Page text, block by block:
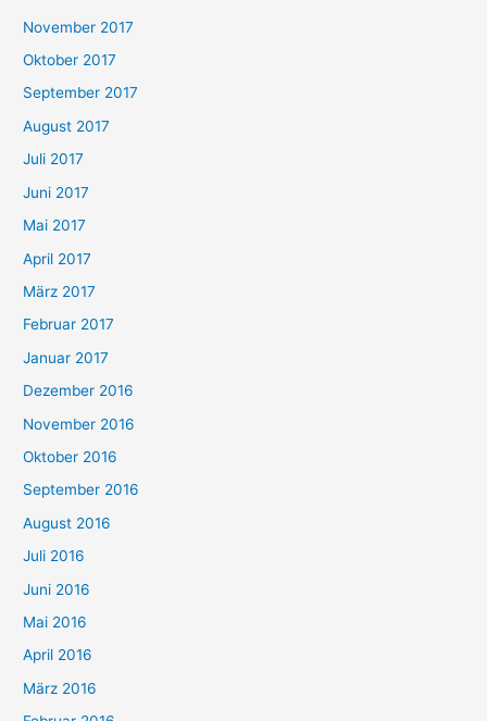
November 2017
Oktober 2017
September 2017
August 2017
Juli 2017
Juni 2017
Mai 2017
April 2017
März 2017
Februar 2017
Januar 2017
Dezember 2016
November 2016
Oktober 2016
September 2016
August 2016
Juli 2016
Juni 2016
Mai 2016
April 2016
März 2016